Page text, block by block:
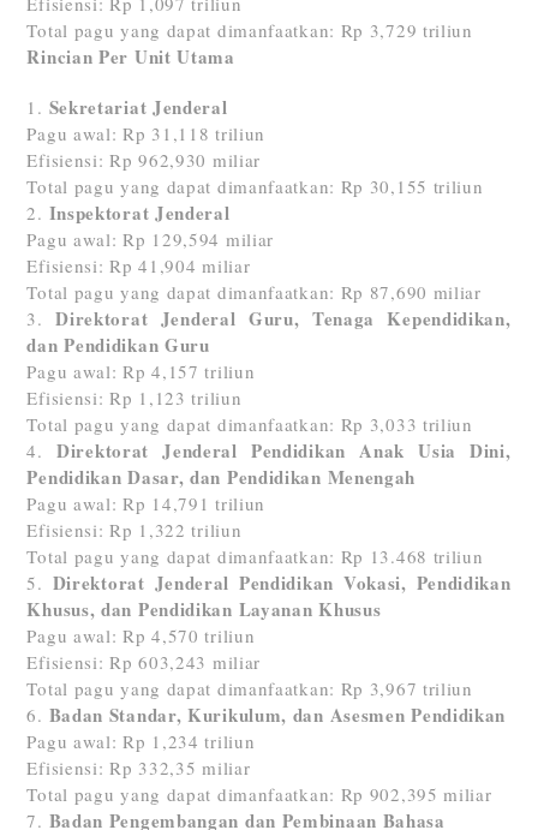
Total pagu yang dapat dimanfaatkan: Rp 3,729 triliun
Rincian Per Unit Utama
Sekretariat Jenderal
Pagu awal: Rp 31,118 triliun
Efisiensi: Rp 962,930 miliar
Total pagu yang dapat dimanfaatkan: Rp 30,155 triliun
Inspektorat Jenderal
Pagu awal: Rp 129,594 miliar
Efisiensi: Rp 41,904 miliar
Total pagu yang dapat dimanfaatkan: Rp 87,690 miliar
Direktorat Jenderal Guru, Tenaga Kependidikan,
dan Pendidikan Guru
Pagu awal: Rp 4,157 triliun
Efisiensi: Rp 1,123 triliun
Total pagu yang dapat dimanfaatkan: Rp 3,033 triliun
Direktorat Jenderal Pendidikan Anak Usia Dini,
Pendidikan Dasar, dan Pendidikan Menengah
Pagu awal: Rp 14,791 triliun
Efisiensi: Rp 1,322 triliun
Total pagu yang dapat dimanfaatkan: Rp 13.468 triliun
Direktorat Jenderal Pendidikan Vokasi, Pendidikan
Khusus, dan Pendidikan Layanan Khusus
Pagu awal: Rp 4,570 triliun
Efisiensi: Rp 603,243 miliar
Total pagu yang dapat dimanfaatkan: Rp 3,967 triliun
Badan Standar, Kurikulum, dan Asesmen Pendidikan
Pagu awal: Rp 1,234 triliun
Efisiensi: Rp 332,35 miliar
Total pagu yang dapat dimanfaatkan: Rp 902,395 miliar
Badan Pengembangan dan Pembinaan Bahasa